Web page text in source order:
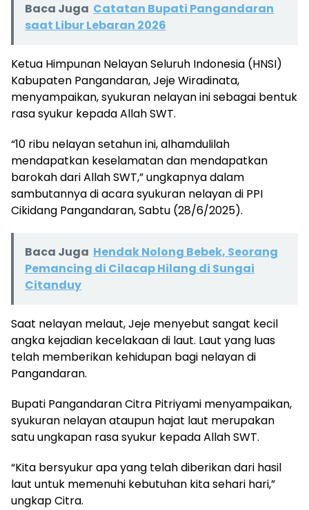
Baca Juga Catatan Bupati Pangandaran
saat Libur Lebaran 2026
Ketua Himpunan Nelayan Seluruh Indonesia (HNSI)
Kabupaten Pangandaran, Jeje Wiradinata,
menyampaikan, syukuran nelayan ini sebagai bentuk
rasa syukur kepada Allah SWT.
“10 ribu nelayan setahun ini, alhamdulilah
mendapatkan keselamatan dan mendapatkan
barokah dari Allah SWT,” ungkapnya dalam
sambutannya di acara syukuran nelayan di PPI
Cikidang Pangandaran, Sabtu (28/6/2025).
Baca Juga Hendak Nolong Bebek, Seorang
Pemancing di Cilacap Hilang di Sungai
Citanduy
Saat nelayan melaut, Jeje menyebut sangat kecil
angka kejadian kecelakaan di laut. Laut yang luas
telah memberikan kehidupan bagi nelayan di
Pangandaran.
Bupati Pangandaran Citra Pitriyami menyampaikan,
syukuran nelayan ataupun hajat laut merupakan
satu ungkapan rasa syukur kepada Allah SWT.
“Kita bersyukur apa yang telah diberikan dari hasil
laut untuk memenuhi kebutuhan kita sehari hari,”
ungkap Citra.